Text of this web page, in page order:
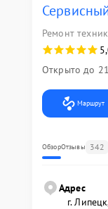
Ремонт
Открыто до
Маршрут
ОбзорОтзывы 342
Адрес
г.